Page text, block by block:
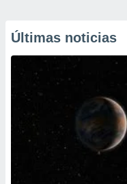
Últimas noticias